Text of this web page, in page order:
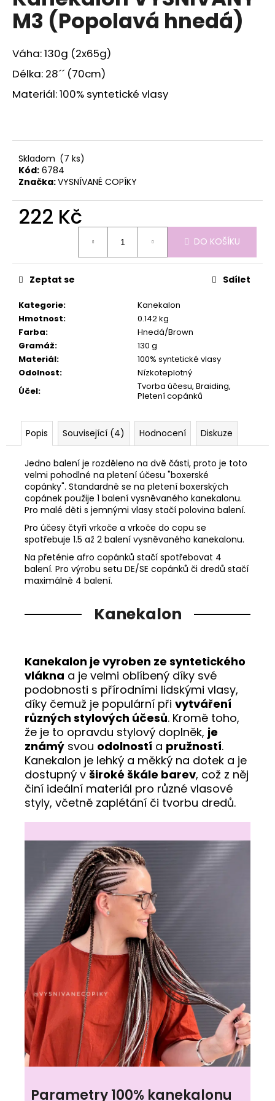
0,0
hvězdiček.
M3 (Popolavá hnedá)
Váha: 130g (2x65g)
Délka: 28´´ (70cm)
Materiál: 100% syntetické vlasy
Skladom (7 ks)
Kód: 6784
Značka:VYSNÍVANÉ COPÍKY
222 Kč
DO KOŠÍKU
Kategorie:
Kanekalon
Hmotnost:
0.142 kg
Farba:
Hnedá/Brown
Gramáž:
130 g
Materiál:
100% syntetické vlasy
Odolnost:
Nízkoteplotný
Účel:
Tvorba účesu, Braiding,
Pletení copánků
Zeptat se Sdílet
Popis Související (4) Hodnocení Diskuze
Jedno balení je rozděleno na dvě části, proto je toto
velmi pohodlné na pletení účesu "boxerské
copánky". Standardně se na pletení boxerských
copánek použije 1 balení vysněvaného kanekalonu.
Pro malé děti s jemnými vlasy stačí polovina balení.
Pro účesy čtyři vrkoče a vrkoče do copu se
spotřebuje 1.5 až 2 balení vysněvaného kanekalonu.
Na přeténie afro copánků stačí spotřebovat 4
balení. Pro výrobu setu DE/SE copánků či dredů stačí
maximálně 4 balení.
Kanekalon
Kanekalon je vyroben ze syntetického
vlákna a je velmi oblíbený díky své
podobnosti s přírodními lidskými vlasy,
díky čemuž je populární při vytváření
různých stylových účesů. Kromě toho,
že je to opravdu stylový doplněk, je
známý svou odolností a pružností.
Kanekalon je lehký a měkký na dotek a je
dostupný v široké škále barev, což z něj
činí ideální materiál pro různé vlasové
styly, včetně zaplétání či tvorbu dredů.
Parametry 100% kanekalonu
a
j
í
t
?
HLEDAT
D
o
p
u
č
e
m
e